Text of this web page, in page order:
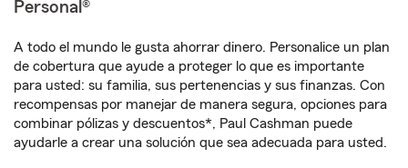
Personal®
A todo el mundo le gusta ahorrar dinero. Personalice un plan
de cobertura que ayude a proteger lo que es importante
para usted: su familia, sus pertenencias y sus finanzas. Con
recompensas por manejar de manera segura, opciones para
combinar pólizas y descuentos*, Paul Cashman puede
ayudarle a crear una solución que sea adecuada para usted.